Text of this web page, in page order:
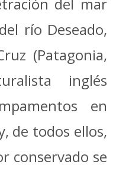
río Deseado,
(Patagonia,
inglés
en
de todos ellos,
conservado se